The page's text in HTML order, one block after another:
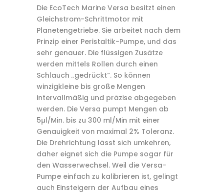
Die EcoTech Marine Versa besitzt einen
Gleichstrom-Schrittmotor mit
Planetengetriebe. Sie arbeitet nach dem
Prinzip einer Peristaltik-Pumpe, und das
sehr genauer. Die flüssigen Zusätze
werden mittels Rollen durch einen
Schlauch „gedrückt“. So können
winzigkleine bis große Mengen
intervallmäßig und präzise abgegeben
werden. Die Versa pumpt Mengen ab
5µl/Min. bis zu 300 ml/Min mit einer
Genauigkeit von maximal 2% Toleranz.
Die Drehrichtung lässt sich umkehren,
daher eignet sich die Pumpe sogar für
den Wasserwechsel. Weil die Versa-
Pumpe einfach zu kalibrieren ist, gelingt
auch Einsteigern der Aufbau eines